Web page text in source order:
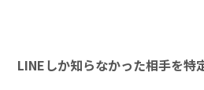
LINEしか知らなかった相手を特